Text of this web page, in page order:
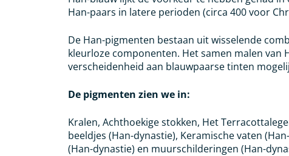
Han-paars in latere perioden (circa 400 voor
De Han-pigmenten bestaan ​​uit wisselende
kleurloze componenten. Het samen malen van
verscheidenheid aan blauwpaarse tinten
De pigmenten zien we in:
Kralen, Achthoekige stokken, Het
beeldjes (Han-dynastie), Keramische vaten
(Han-dynastie) en muurschilderingen (Han-